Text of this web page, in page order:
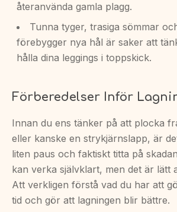
återanvända gamla plagg.
Tunna tyger, trasiga sömmar
förebygger nya hål är saker att
hålla dina leggings i toppskick.
Förberedelser Inför
Innan du ens tänker på att plocka
eller kanske en strykjärnslapp, är
liten paus och faktiskt titta på
kan verka självklart, men det är lätt
Att verkligen förstå vad du har att
tid och gör att lagningen blir bättre.